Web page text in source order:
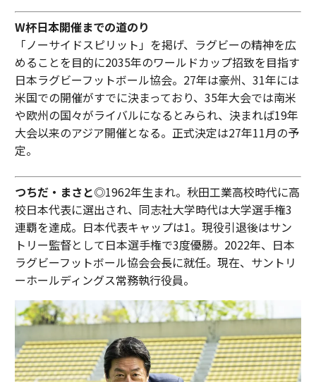
W杯日本開催までの道のり
「ノーサイドスピリット」を掲げ、ラグビーの精神を広
めることを目的に2035年のワールドカップ招致を目指す
日本ラグビーフットボール協会。27年は豪州、31年には
米国での開催がすでに決まっており、35年大会では南米
や欧州の国々がライバルになるとみられ、決まれば19年
大会以来のアジア開催となる。正式決定は27年11月の予
定。
つちだ・まさと◎1962年生まれ。秋田工業高校時代に高
校日本代表に選出され、同志社大学時代は大学選手権3
連覇を達成。日本代表キャップは1。現役引退後はサン
トリー監督として日本選手権で3度優勝。2022年、日本
ラグビーフットボール協会会長に就任。現在、サントリ
ーホールディングス常務執行役員。